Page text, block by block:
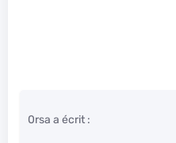
0rsa a écrit :